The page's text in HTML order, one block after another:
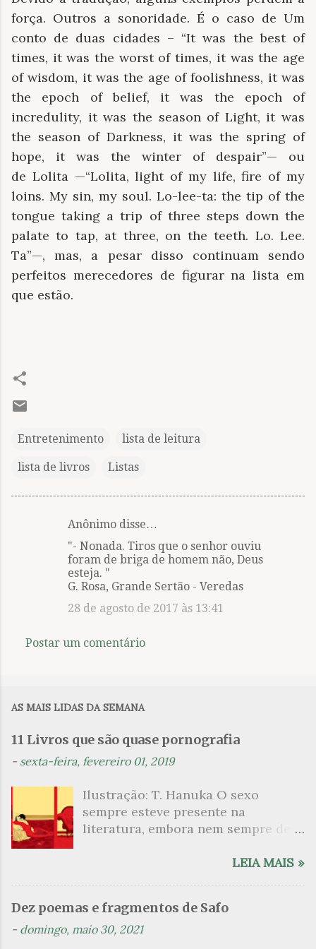
força. Outros a sonoridade. É o caso de Um
conto de duas cidades – “It was the best of
times, it was the worst of times, it was the age
of wisdom, it was the age of foolishness, it was
the epoch of belief, it was the epoch of
incredulity, it was the season of Light, it was
the season of Darkness, it was the spring of
hope, it was the winter of despair”— ou
de Lolita —“Lolita, light of my life, fire of my
loins. My sin, my soul. Lo-lee-ta: the tip of the
tongue taking a trip of three steps down the
palate to tap, at three, on the teeth. Lo. Lee.
Ta”—, mas, a pesar disso continuam sendo
perfeitos merecedores de figurar na lista em
que estão.
Entretenimento lista de leitura
lista de livros Listas
á
o
Anônimo disse…
"- Nonada. Tiros que o senhor ouviu
foram de briga de homem não, Deus
esteja. "
G. Rosa, Grande Sertão - Veredas
28 de agosto de 2017 às 13:41
Postar um comentário
AS MAIS LIDAS DA SEMANA
11 Livros que são quase pornografia
- sexta-feira, fevereiro 01, 2019
Ilustração: T. Hanuka O sexo
sempre esteve presente na
literatura, embora nem sempre de
que mergulharam em sua própria
psicanalítico e findaram por revelar
a partir dessa intimidade o lado
LEIA MAIS »
Dez poemas e fragmentos de Safo
- domingo, maio 30, 2021